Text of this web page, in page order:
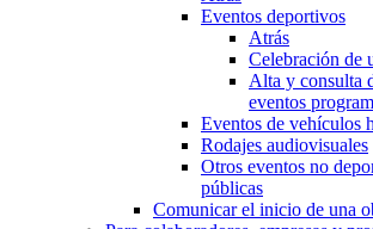
Eventos deportivos
Atrás
Celebración de
Alta y consulta
eventos
Eventos de vehículos
Rodajes audiovisuales
Otros eventos no
públicas
Comunicar el inicio de una